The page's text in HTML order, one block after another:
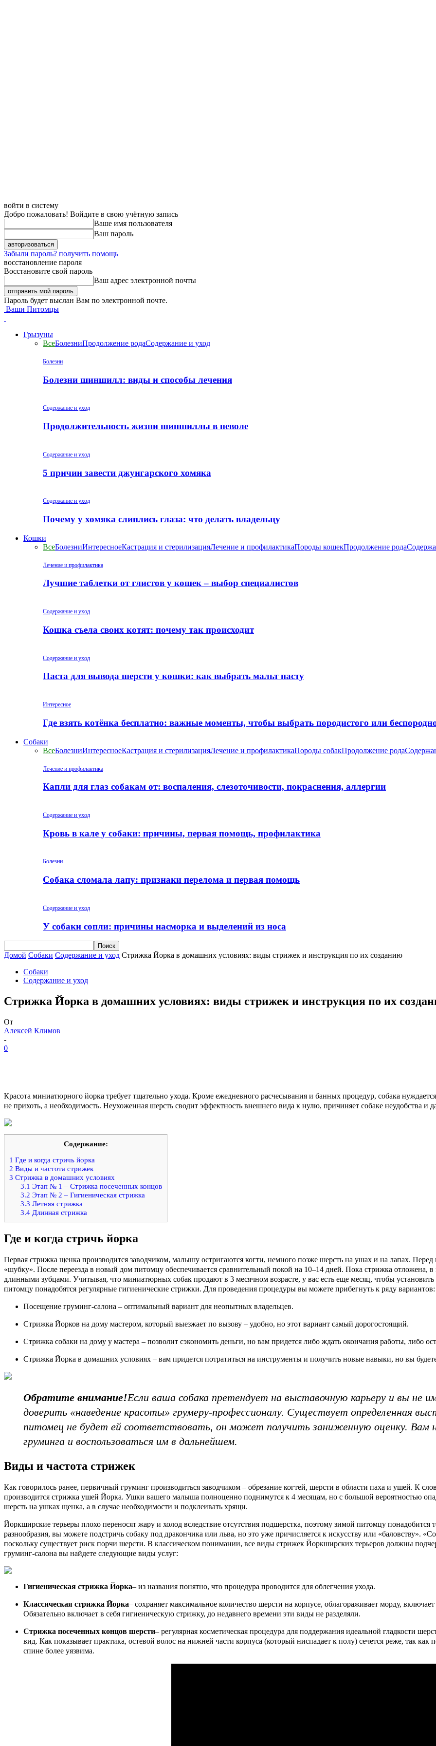
войти в систему
Добро пожаловать! Войдите в свою учётную запись
Ваше имя пользователя
Ваш пароль
Забыли пароль? получить помощь
восстановление пароля
Восстановите свой пароль
Ваш адрес электронной почты
Пароль будет выслан Вам по электронной почте.
Ваши Питомцы
Грызуны
ВсеБолезниПродолжение родаСодержание и уход
Болезни
Болезни шиншилл: виды и способы лечения
Содержание и уход
Продолжительность жизни шиншиллы в неволе
Содержание и уход
5 причин завести джунгарского хомяка
Содержание и уход
Почему у хомяка слиплись глаза: что делать владельцу
Кошки
ВсеБолезниИнтересноеКастрация и стерилизацияЛечение и профилактикаПороды кошекПродолжение рода
Лечение и профилактика
Лучшие таблетки от глистов у кошек – выбор специалистов
Содержание и уход
Кошка съела своих котят: почему так происходит
Содержание и уход
Паста для вывода шерсти у кошки: как выбрать мальт пасту
Интересное
Где взять котёнка бесплатно: важные моменты, чтобы выбрать породистого или
Собаки
ВсеБолезниИнтересноеКастрация и стерилизацияЛечение и профилактикаПороды собакПродолжение рода
Лечение и профилактика
Капли для глаз собакам от: воспаления, слезоточивости, покраснения, аллергии
Содержание и уход
Кровь в кале у собаки: причины, первая помощь, профилактика
Болезни
Собака сломала лапу: признаки перелома и первая помощь
Содержание и уход
У собаки сопли: причины насморка и выделений из носа
Домой Собаки Содержание и уход Стрижка Йорка в домашних условиях: виды стрижек и инструкция по их созданию
Собаки
Содержание и уход
Стрижка Йорка в домашних условиях: виды стрижек и инструкция по их
От
Алексей Климов
-
0
Красота миниатюрного йорка требует тщательно ухода. Кроме ежедневного расчесывания и банных процедур, собака
не прихоть, а необходимость. Неухоженная шерсть сводит эффектность внешнего вида к нулю, причиняет собаке неудобства и
Содержание:
1 Где и когда стричь йорка
2 Виды и частота стрижек
3 Стрижка в домашних условиях
3.1 Этап № 1 – Стрижка посеченных концов
3.2 Этап № 2 – Гигиеническая стрижка
3.3 Летняя стрижка
3.4Длинная стрижка
Где и когда стричь йорка
Первая стрижка щенка производится заводчиком, малышу остригаются когти, немного позже шерсть на ушах и на лапах.
«шубку». После переезда в новый дом питомцу обеспечивается сравнительный покой на 10–14 дней. Пока стрижка отложена, в
длинными зубцами. Учитывая, что миниатюрных собак продают в 3 месячном возрасте, у вас есть еще месяц, чтобы
питомцу понадобятся регулярные гигиенические стрижки. Для проведения процедуры вы можете прибегнуть к ряду вариантов:
Посещение груминг-салона – оптимальный вариант для неопытных владельцев.
Стрижка Йорков на дому мастером, который выезжает по вызову – удобно, но этот вариант самый дорогостоящий.
Стрижка собаки на дому у мастера – позволит сэкономить деньги, но вам придется либо ждать окончания работы, либо
Стрижка Йорка в домашних условиях – вам придется потратиться на инструменты и получить новые навыки, но вы
Обратите внимание!Если ваша собака претендует на выставочную карьеру и вы не
доверить «наведение красоты» грумеру-профессионалу. Существует определенная
питомец не будет ей соответствовать, он может получить заниженную оценку. Вам
груминга и воспользоваться им в дальнейшем.
Виды и частота стрижек
Как говорилось ранее, первичный груминг производиться заводчиком – обрезание когтей, шерсти в области паха и ушей. К
производится стрижка ушей Йорка. Ушки вашего малыша полноценно поднимутся к 4 месяцам, но с большой вероятностью
шерсть на ушках щенка, а в случае необходимости и подклеивать хрящи.
Йоркширские терьеры плохо переносят жару и холод вследствие отсутствия подшерстка, поэтому зимой питомцу
разнообразия, вы можете подстричь собаку под дракончика или льва, но это уже причисляется к искусству или «баловству».
поскольку существует риск порчи шерсти. В классическом понимании, все виды стрижек Йоркширских терьеров должны
груминг-салона вы найдете следующие виды услуг:
Гигиеническая стрижка Йорка– из названия понятно, что процедура проводится для облегчения ухода.
Классическая стрижка Йорка– сохраняет максимальное количество шерсти на корпусе, облагораживает морду,
Обязательно включает в себя гигиеническую стрижку, до недавнего времени эти виды не разделяли.
Стрижка посеченных концов шерсти– регулярная косметическая процедура для поддержания идеальной гладкости
вид. Как показывает практика, остевой волос на нижней части корпуса (который ниспадает к полу) сечется реже, так как
спине более уязвима.